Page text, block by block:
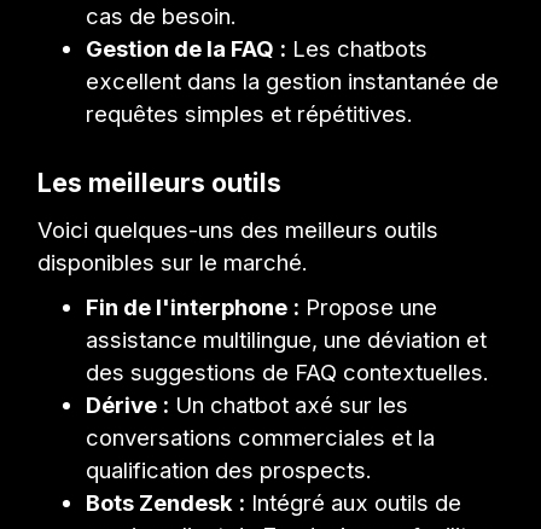
cas de besoin.
Gestion de la FAQ : Les chatbots
excellent dans la gestion instantanée de
requêtes simples et répétitives.
Les meilleurs outils
Voici quelques-uns des meilleurs outils
disponibles sur le marché.
Fin de l'interphone : Propose une
assistance multilingue, une déviation et
des suggestions de FAQ contextuelles.
Dérive : Un chatbot axé sur les
conversations commerciales et la
qualification des prospects.
Bots Zendesk : Intégré aux outils de